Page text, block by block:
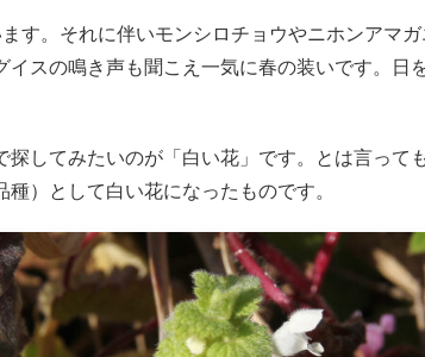
す。それに伴いモンシロチョウやニホンアマガ
スの鳴き声も聞こえ一気に春の装いです。日
してみたいのが「白い花」です。とは言って
）として白い花になったものです。